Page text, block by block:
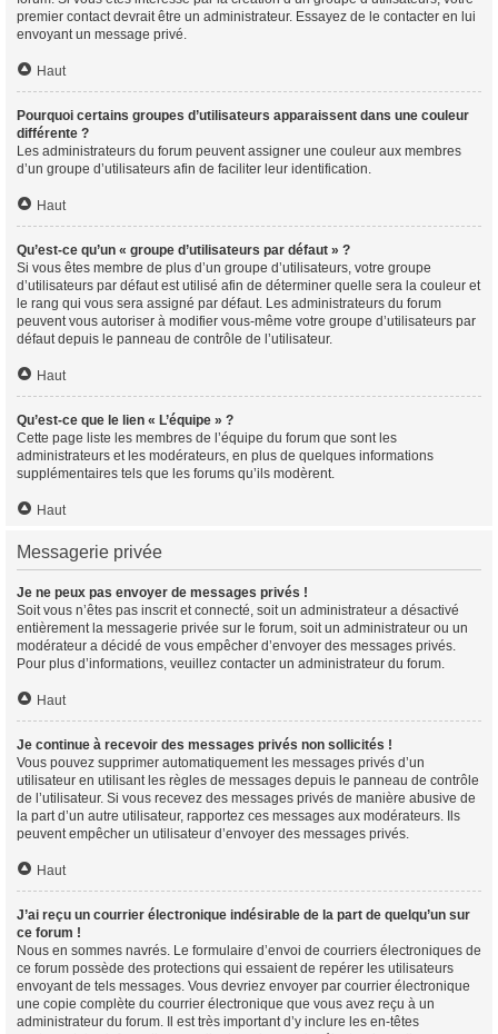
premier contact devrait être un administrateur. Essayez de le contacter en lui
envoyant un message privé.
Haut
Pourquoi certains groupes d’utilisateurs apparaissent dans une couleur
différente ?
Les administrateurs du forum peuvent assigner une couleur aux membres
d’un groupe d’utilisateurs afin de faciliter leur identification.
Haut
Qu’est-ce qu’un « groupe d’utilisateurs par défaut » ?
Si vous êtes membre de plus d’un groupe d’utilisateurs, votre groupe
d’utilisateurs par défaut est utilisé afin de déterminer quelle sera la couleur et
le rang qui vous sera assigné par défaut. Les administrateurs du forum
peuvent vous autoriser à modifier vous-même votre groupe d’utilisateurs par
défaut depuis le panneau de contrôle de l’utilisateur.
Haut
Qu’est-ce que le lien « L’équipe » ?
Cette page liste les membres de l’équipe du forum que sont les
administrateurs et les modérateurs, en plus de quelques informations
supplémentaires tels que les forums qu’ils modèrent.
Haut
Messagerie privée
Je ne peux pas envoyer de messages privés !
Soit vous n’êtes pas inscrit et connecté, soit un administrateur a désactivé
entièrement la messagerie privée sur le forum, soit un administrateur ou un
modérateur a décidé de vous empêcher d’envoyer des messages privés.
Pour plus d’informations, veuillez contacter un administrateur du forum.
Haut
Je continue à recevoir des messages privés non sollicités !
Vous pouvez supprimer automatiquement les messages privés d’un
utilisateur en utilisant les règles de messages depuis le panneau de contrôle
de l’utilisateur. Si vous recevez des messages privés de manière abusive de
la part d’un autre utilisateur, rapportez ces messages aux modérateurs. Ils
peuvent empêcher un utilisateur d’envoyer des messages privés.
Haut
J’ai reçu un courrier électronique indésirable de la part de quelqu’un sur
ce forum !
Nous en sommes navrés. Le formulaire d’envoi de courriers électroniques de
ce forum possède des protections qui essaient de repérer les utilisateurs
envoyant de tels messages. Vous devriez envoyer par courrier électronique
une copie complète du courrier électronique que vous avez reçu à un
administrateur du forum. Il est très important d’y inclure les en-têtes